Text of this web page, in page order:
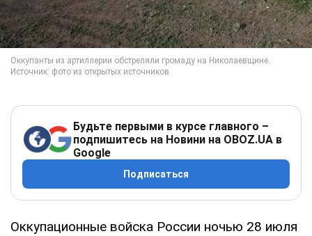
Будьте первыми в курсе главного –
подпишитесь на Новини на OBOZ.UA в
Google
Подписаться
Оккупационные войска России ночью 28 июля